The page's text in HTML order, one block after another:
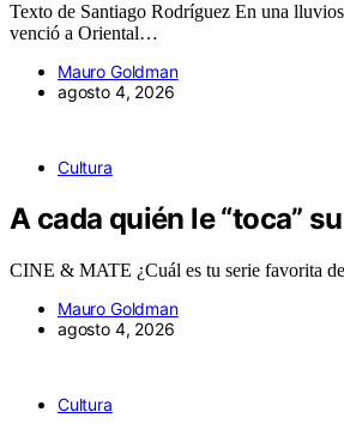
Texto de Santiago Rodríguez En una
venció a Oriental…
Mauro Goldman
agosto 4, 2026
Cultura
A cada quién le “toca”
CINE & MATE ¿Cuál es tu serie favorita
Mauro Goldman
agosto 4, 2026
Cultura